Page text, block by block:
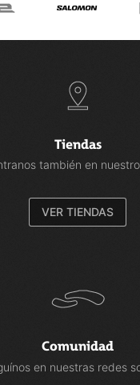
Tiendas
también en
VER TIENDAS
Comunidad
en nuestras redes